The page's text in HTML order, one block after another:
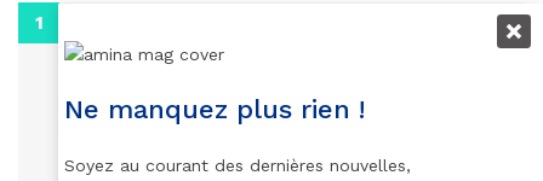
Ne manquez plus rien !
Soyez au courant des dernières nouvelles,